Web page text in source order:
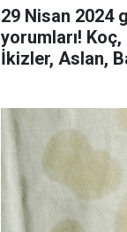
29 Nisan 2024
yorumları!
İkizler, Aslan,